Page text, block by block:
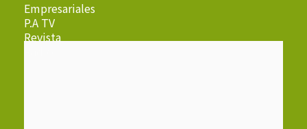
Empresariales
P.A TV
Revista